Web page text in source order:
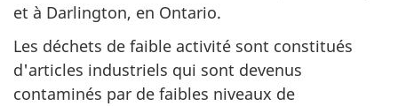
et à Darlington, en Ontario.
Les déchets de faible activité sont constitués
d'articles industriels qui sont devenus
contaminés par de faibles niveaux de